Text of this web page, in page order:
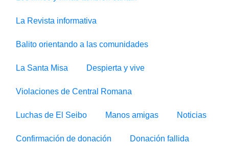
La Revista informativa
Balito orientando a las comunidades
La Santa Misa Despierta y vive
Violaciones de Central Romana
Luchas de El Seibo Manos amigas Noticias
Confirmación de donación Donación fallida